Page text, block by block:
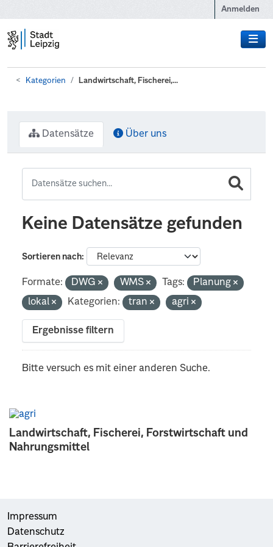
Anmelden
Kategorien Landwirtschaft, Fischerei,...
Landwirtschaft, Fischerei, Forstwirtschaft und
Nahrungsmittel
Datensätze Über uns
Keine Datensätze gefunden
Sortieren nach
Formate: DWG WMS Tags:
Planung
lokal
Kategorien: tran agri
Ergebnisse filtern
Bitte versuch es mit einer anderen Suche.
Impressum
Datenschutz